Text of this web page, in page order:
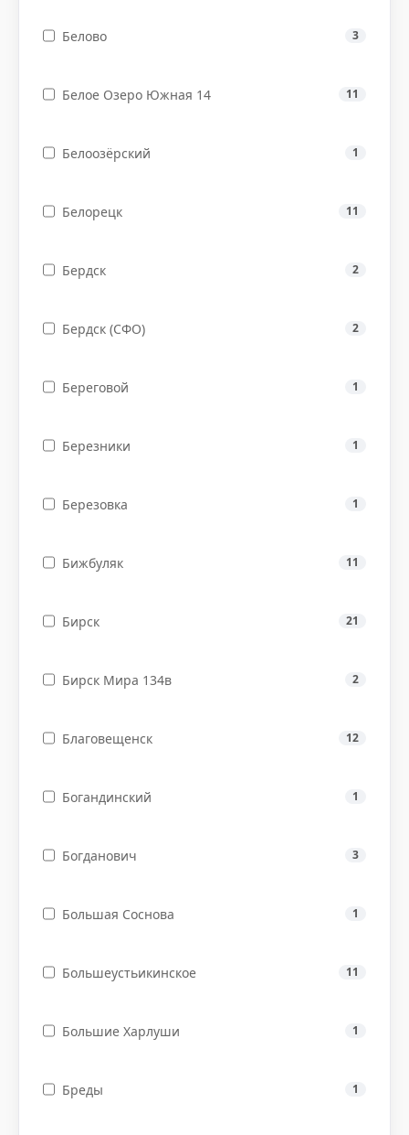
Белово 3
Белое Озеро Южная 14 11
Белоозёрский 1
Белорецк 11
Бердск 2
Бердск (СФО) 2
Береговой 1
Березники 1
Березовка 1
Бижбуляк 11
Бирск 21
Бирск Мира 134в 2
Благовещенск 12
Богандинский 1
Богданович 3
Большая Соснова 1
Большеустьикинское 11
Большие Харлуши 1
Бреды 1